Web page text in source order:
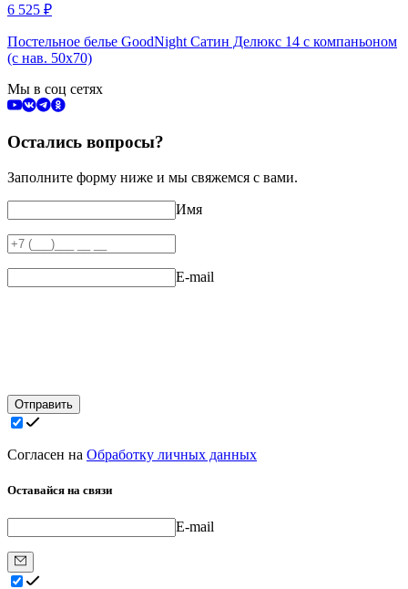
6 525 ₽
Постельное белье GoodNight Сатин Делюкс 14 с компаньоном
(с нав. 50х70)
Мы в соц сетях
Остались вопросы?
Заполните форму ниже и мы свяжемся с вами.
Имя
E-mail
Отправить
Согласен на Обработку личных данных
Оставайся на связи
E-mail